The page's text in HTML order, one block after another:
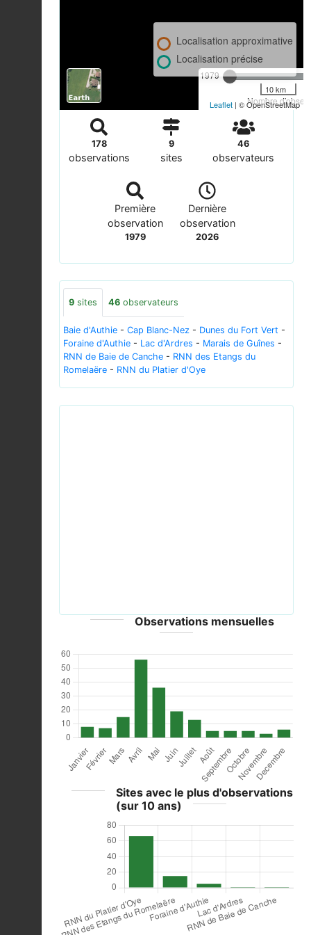
1979
Nombre
Localisation approximative
Localisation précise
10 km
Leaflet | © OpenStreetMap
178
observations
9
sites
46
observateurs
Première
observation
1979
Dernière
observation
2026
9 sites 46 observateurs
Baie d'Authie - Cap Blanc-Nez - Dunes du Fort Vert -
Foraine d'Authie - Lac d'Ardres - Marais de Guînes -
RNN de Baie de Canche - RNN des Etangs du
Romelaëre - RNN du Platier d'Oye
Observations mensuelles
Sites avec le plus d'observations
(sur 10 ans)